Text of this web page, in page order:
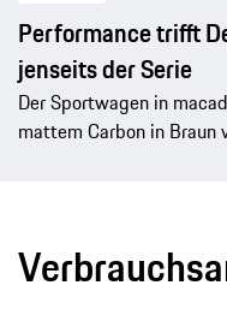
Performance trifft
jenseits der Serie
Der Sportwagen in
mattem Carbon in Braun